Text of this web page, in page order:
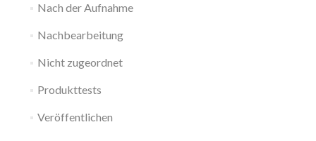
Nach der Aufnahme
Nachbearbeitung
Nicht zugeordnet
Produkttests
Veröffentlichen